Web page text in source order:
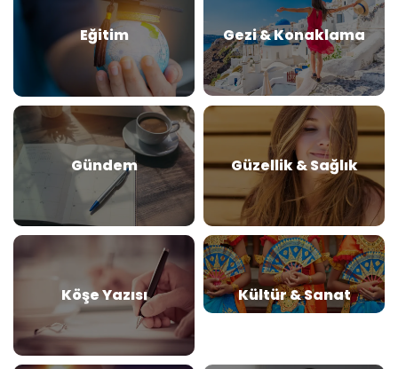
Eğitim Gezi & Konaklama
Gündem Güzellik & Sağlık
Köşe Yazısı Kültür & Sanat